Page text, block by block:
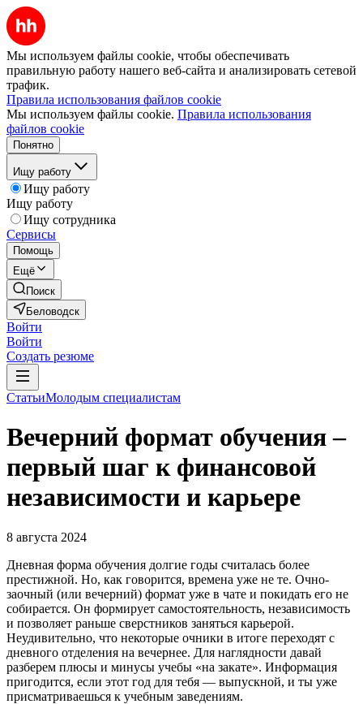
Мы используем файлы cookie, чтобы обеспечивать
правильную работу нашего веб-сайта и анализировать сетевой
трафик.
Правила использования файлов cookie
Мы используем файлы cookie. Правила использования
файлов cookie
Понятно
Ищу работу
Ищу работу
Ищу работу
Ищу сотрудника
Сервисы
Помощь
Ещё
Поиск
Беловодск
Войти
Войти
Создать резюме
СтатьиМолодым специалистам
Вечерний формат обучения –
первый шаг к финансовой
независимости и карьере
8 августа 2024
Дневная форма обучения долгие годы считалась более
престижной. Но, как говорится, времена уже не те. Очно-
заочный (или вечерний) формат уже в чате и покидать его не
собирается. Он формирует самостоятельность, независимость
и позволяет раньше сверстников заняться карьерой.
Неудивительно, что некоторые очники в итоге переходят с
дневного отделения на вечернее. Для наглядности давай
разберем плюсы и минусы учебы «на закате». Информация
пригодится, если этот год для тебя — выпускной, и ты уже
присматриваешься к учебным заведениям.